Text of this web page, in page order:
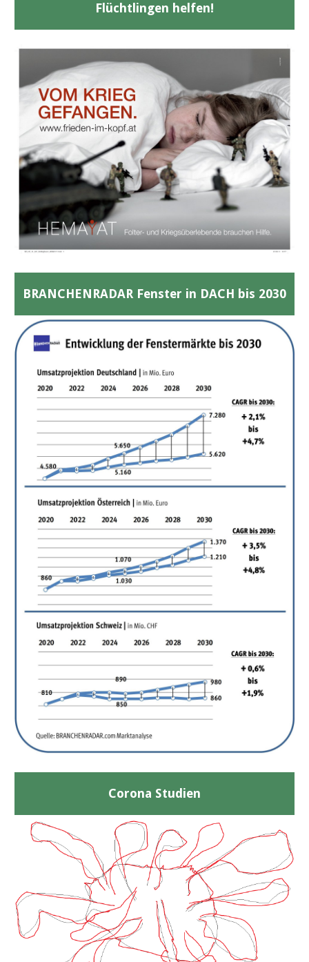
Flüchtlingen helfen!
BRANCHENRADAR Fenster in DACH bis 2030
Corona Studien